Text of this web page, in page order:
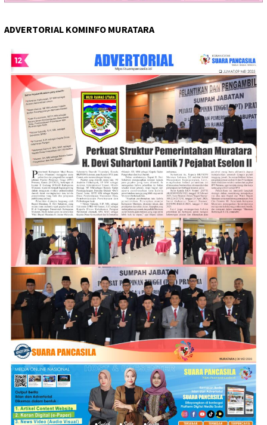
ADVERTORIAL KOMINFO MURATARA